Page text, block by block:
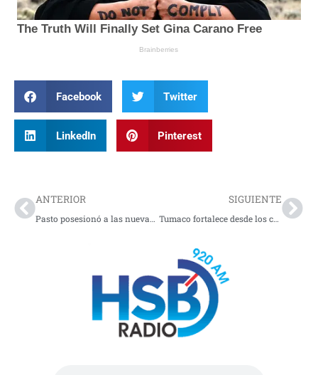
Facebook Twitter
LinkedIn Pinterest
ANTERIOR
Pasto posesionó a las nuevas directivas de Acción Comunal
SIGUIENTE
Tumaco fortalece desde los colegios la lucha contra las violencias de género